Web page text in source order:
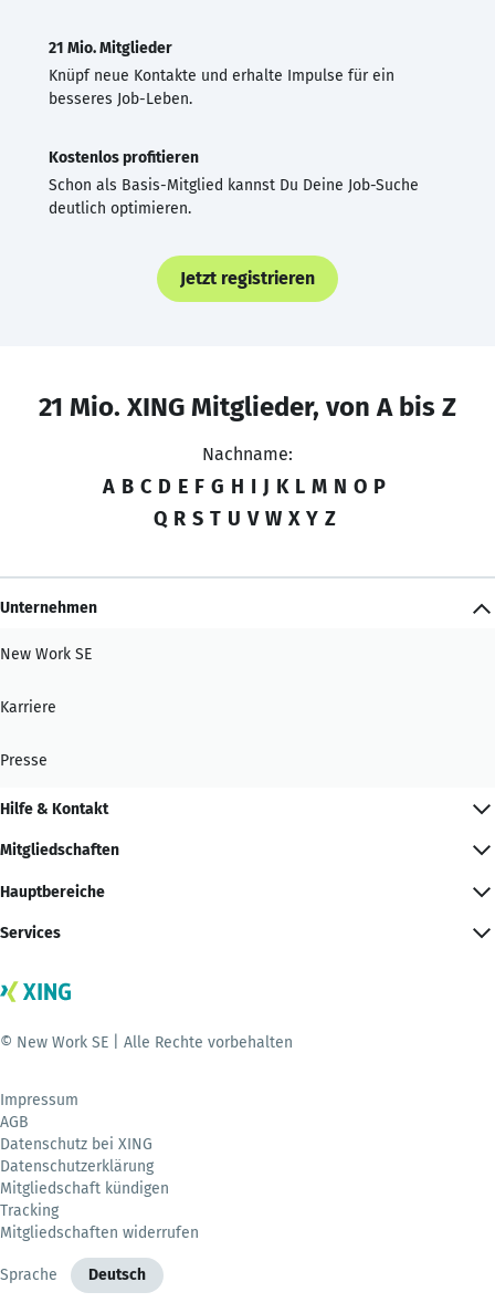
21 Mio. Mitglieder
Knüpf neue Kontakte und erhalte Impulse für ein
besseres Job-Leben.
Kostenlos profitieren
Schon als Basis-Mitglied kannst Du Deine Job-Suche
deutlich optimieren.
Jetzt registrieren
21 Mio. XING Mitglieder, von A bis Z
Nachname:
A B C D E F G H I J K L M N O P
Q R S T U V W X Y Z
Unternehmen
New Work SE
Karriere
Presse
Hilfe & Kontakt
Mitgliedschaften
Hauptbereiche
Services
© New Work SE | Alle Rechte vorbehalten
Impressum
AGB
Datenschutz bei XING
Datenschutzerklärung
Mitgliedschaft kündigen
Tracking
Mitgliedschaften widerrufen
Sprache Deutsch